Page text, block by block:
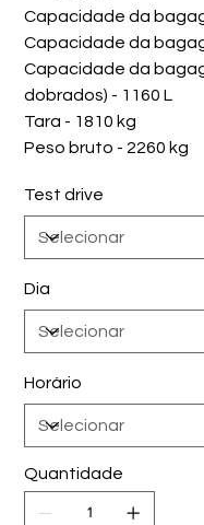
Capacidade da
Capacidade da
Capacidade da
dobrados) - 1160 L
Tara - 1810 kg
Peso bruto - 2260 kg
Test drive
Dia
Horário
Quantidade